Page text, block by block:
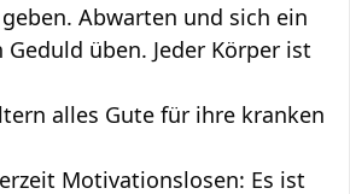
Abwarten und sich ein
üben. Jeder Körper ist
alles Gute für ihre kranken
Motivationslosen: Es ist